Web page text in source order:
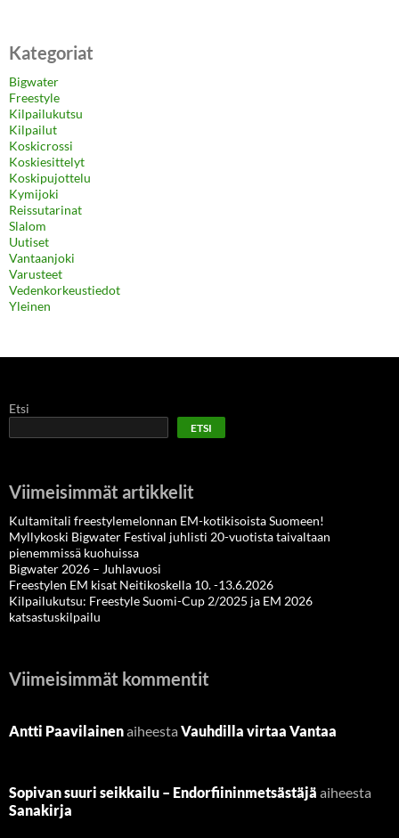
Kategoriat
Bigwater
Freestyle
Kilpailukutsu
Kilpailut
Koskicrossi
Koskiesittelyt
Koskipujottelu
Kymijoki
Reissutarinat
Slalom
Uutiset
Vantaanjoki
Varusteet
Vedenkorkeustiedot
Yleinen
Etsi
ETSI
Viimeisimmät artikkelit
Kultamitali freestylemelonnan EM-kotikisoista Suomeen!
Myllykoski Bigwater Festival juhlisti 20-vuotista taivaltaan
pienemmissä kuohuissa
Bigwater 2026 – Juhlavuosi
Freestylen EM kisat Neitikoskella 10. -13.6.2026
Kilpailukutsu: Freestyle Suomi-Cup 2/2025 ja EM 2026
katsastuskilpailu
Viimeisimmät kommentit
Antti Paavilainenaiheesta Vauhdilla virtaa Vantaa
Sopivan suuri seikkailu – Endorfiininmetsästäjä aiheesta
Sanakirja